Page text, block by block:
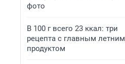
фото
В 100 г всего 23 ккал: три
рецепта с главным летним
продуктом